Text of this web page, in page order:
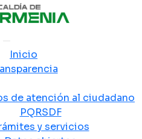
Inicio
de atención al ciudadano
PQRSDF
y servicios